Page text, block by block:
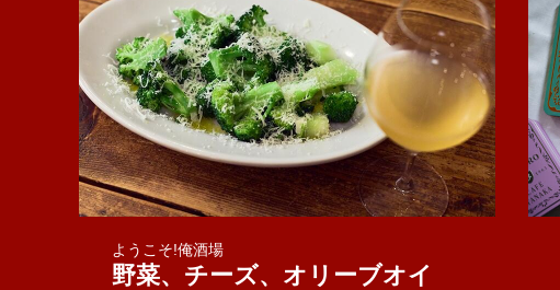
ようこそ!俺酒場
野菜、チーズ、オリーブオイ